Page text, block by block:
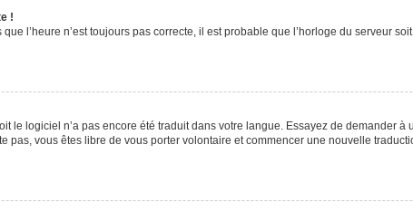
!
l’heure n’est toujours pas correcte, il est probable que l’horloge du serveur
le logiciel n’a pas encore été traduit dans votre langue. Essayez de demander à
pas, vous êtes libre de vous porter volontaire et commencer une nouvelle